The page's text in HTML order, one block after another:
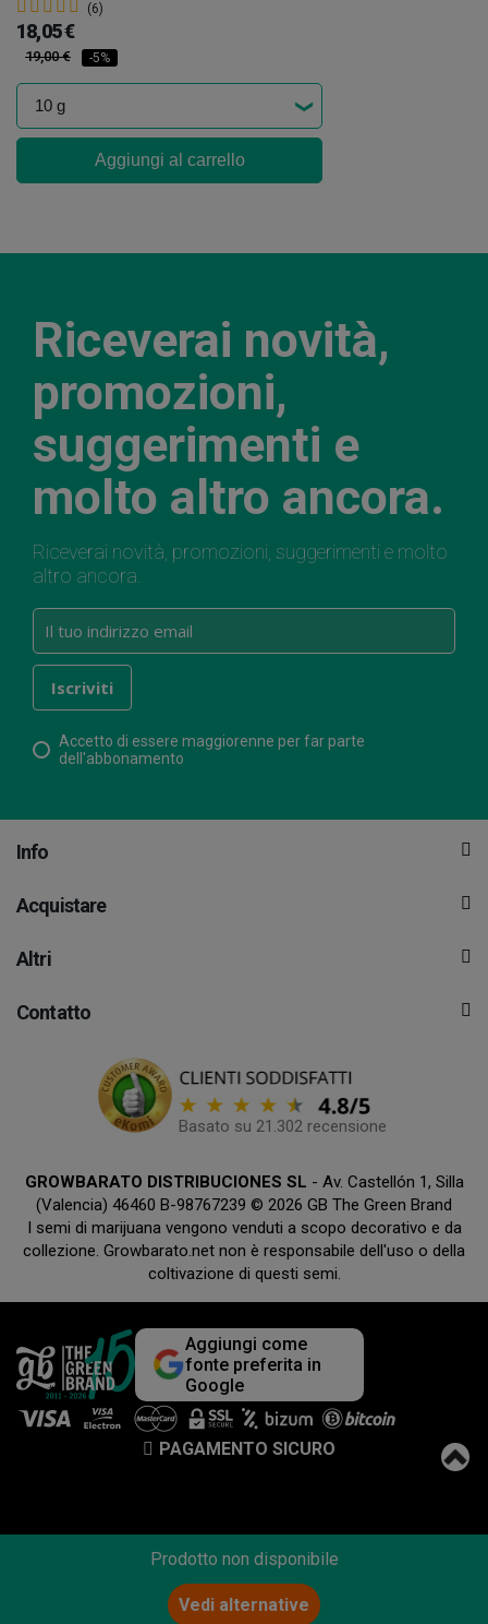
Prodotto non disponibile
Vedi alternative
(6)
18,05 €
19,00 € -5%
Aggiungi al carrello
Riceverai novità,
promozioni,
suggerimenti e
molto altro ancora.
Riceverai novità, promozioni, suggerimenti e molto
altro ancora.
Accetto di essere maggiorenne per far parte
dell'abbonamento
Info
Acquistare
Altri
Contatto
Basato su 21.302 recensione
GROWBARATO DISTRIBUCIONES SL - Av. Castellón 1, Silla
(Valencia) 46460 B-98767239 © 2026 GB The Green Brand
I semi di marijuana vengono venduti a scopo decorativo e da
collezione. Growbarato.net non è responsabile dell'uso o della
coltivazione di questi semi.
Aggiungi come
fonte preferita in
Google
PAGAMENTO SICURO